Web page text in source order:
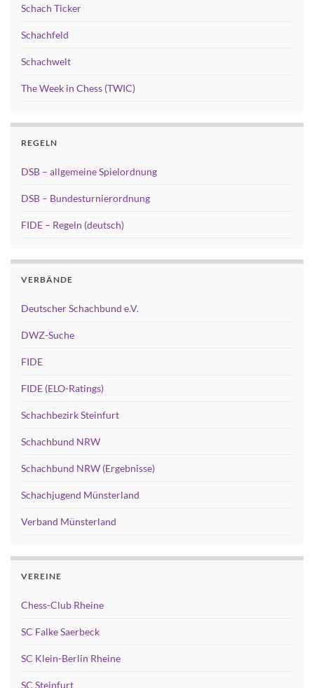
Schach Ticker
Schachfeld
Schachwelt
The Week in Chess (TWIC)
REGELN
DSB – allgemeine Spielordnung
DSB – Bundesturnierordnung
FIDE – Regeln (deutsch)
VERBÄNDE
Deutscher Schachbund e.V.
DWZ-Suche
FIDE
FIDE (ELO-Ratings)
Schachbezirk Steinfurt
Schachbund NRW
Schachbund NRW (Ergebnisse)
Schachjugend Münsterland
Verband Münsterland
VEREINE
Chess-Club Rheine
SC Falke Saerbeck
SC Klein-Berlin Rheine
SC Steinfurt